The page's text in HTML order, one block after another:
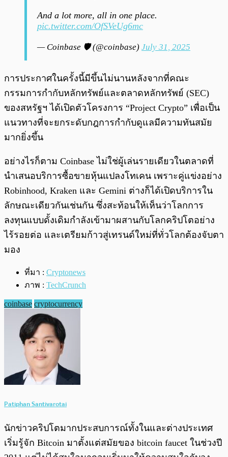
And a lot more, all in one place.
pic.twitter.com/OfSVeUg6mc
— Coinbase 🛡️ (@coinbase) July 31, 2025
การประกาศในครั้งนี้มีขึ้นไม่นานหลังจากที่คณะ
กรรมการกำกับหลักทรัพย์และตลาดหลักทรัพย์ (SEC)
ของสหรัฐฯ ได้เปิดตัวโครงการ “Project Crypto” เพื่อเป็น
แนวทางที่จะยกระดับกฎการกำกับดูแลมีความทันสมัย
มากยิ่งขึ้น
อย่างไรก็ตาม Coinbase ไม่ใช่ผู้เล่นรายเดียวในตลาดที่
นำเสนอบริการซื้อขายหุ้นแปลงโทเคน เพราะคู่แข่งอย่าง
Robinhood, Kraken และ Gemini ต่างก็ได้เปิดบริการใน
ลักษณะเดียวกันเช่นกัน ซึ่งสะท้อนให้เห็นว่าโลกการ
ลงทุนแบบดั้งเดิมกำลังเข้ามาผสานกับโลกคริปโตอย่าง
ไร้รอยต่อ และเตรียมก้าวสู่เทรนด์ใหม่ที่ทั่วโลกต้องจับตา
มอง
ที่มา : Cryptonews
ภาพ : TechCrunch
coinbase cryptocurrency
Patiphan Santivarotai
นักข่าวคริปโตมากประสบการณ์ทั้งในและต่างประเทศ
เริ่มรู้จัก Bitcoin มาตั้งแต่สมัยของ bitcoin faucet ในช่วงปี